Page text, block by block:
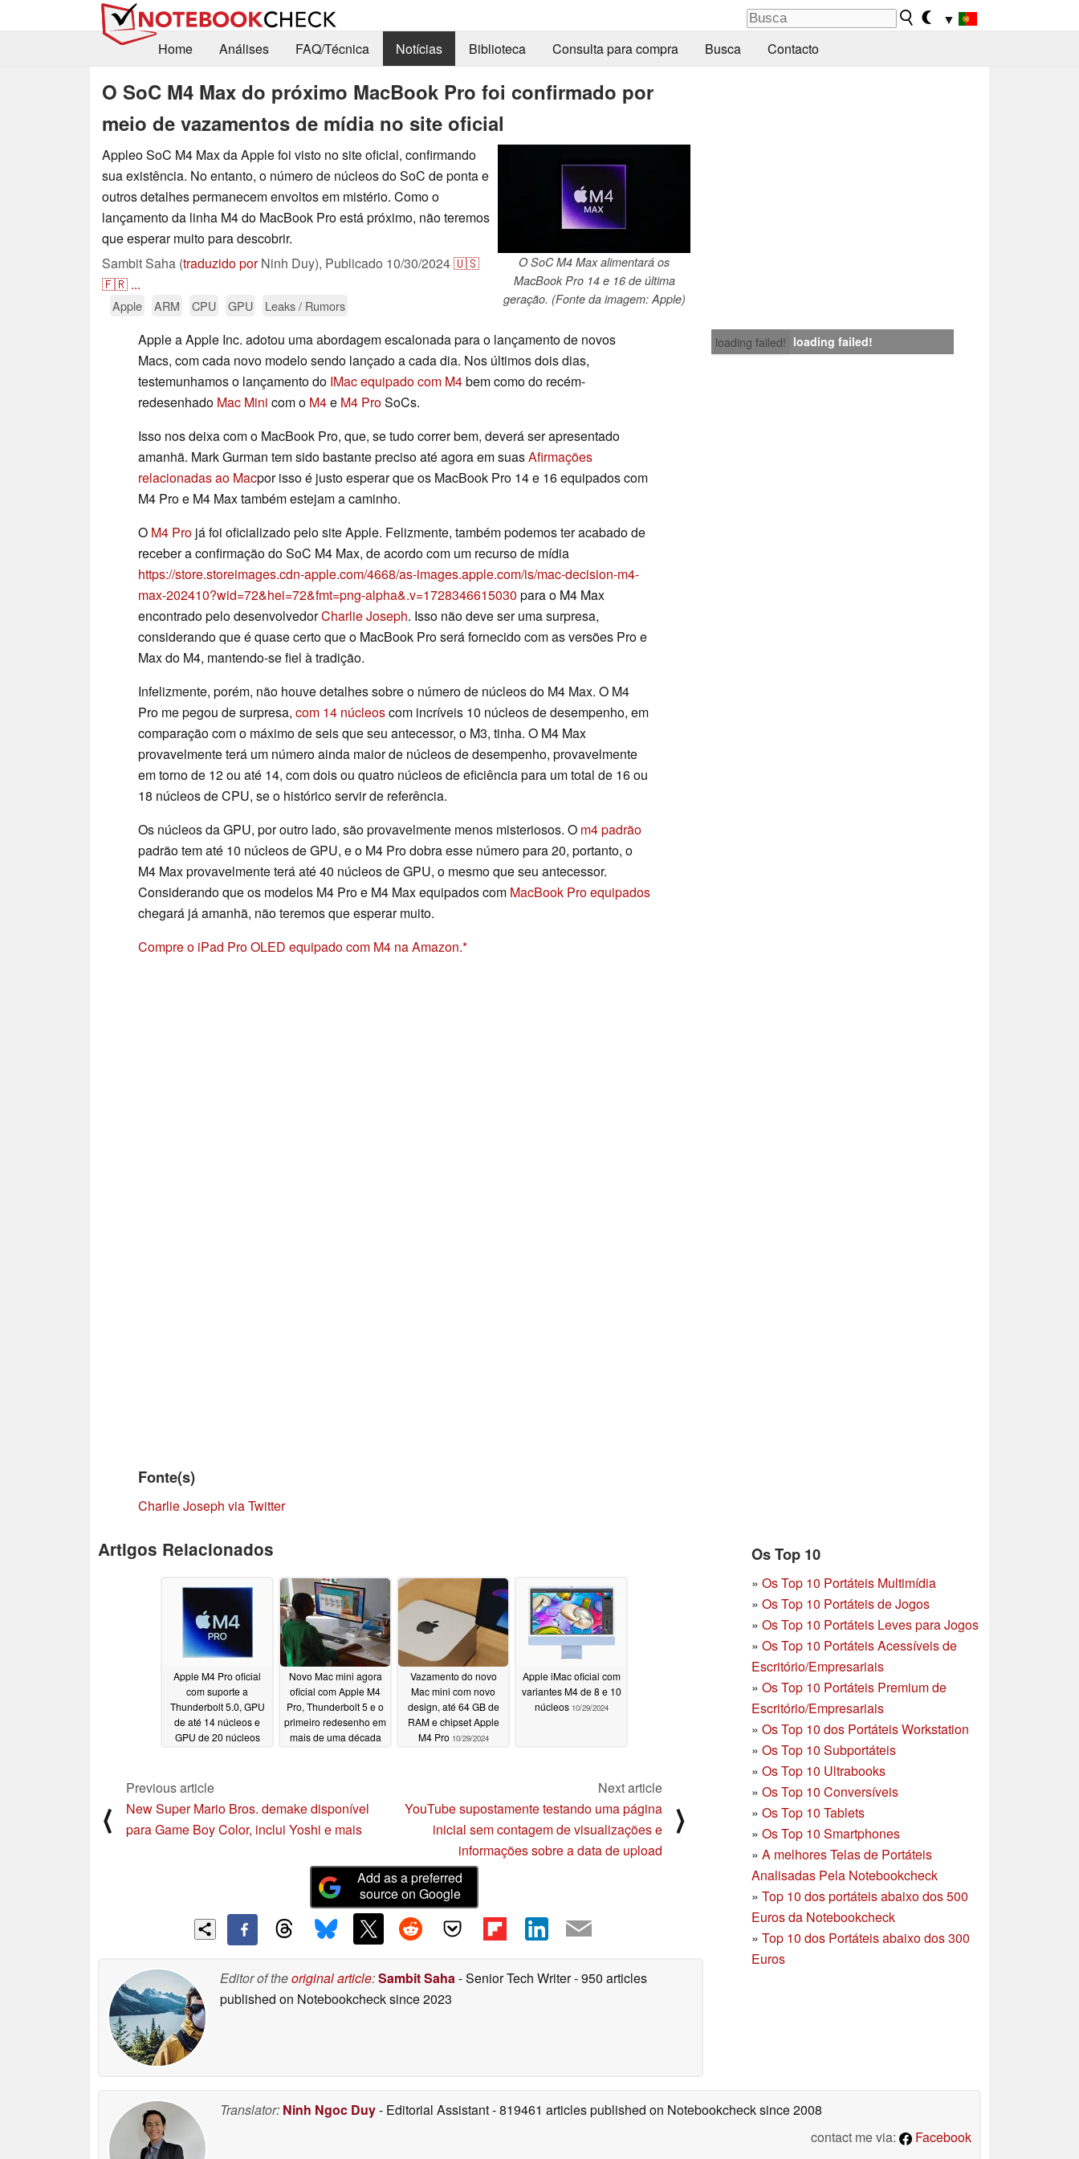
▼
Home
Análises FAQ/Técnica Notícias Biblioteca Consulta para compra Busca Contacto
O SoC M4 Max do próximo MacBook Pro foi confirmado por
meio de vazamentos de mídia no site oficial
O SoC M4 Max alimentará os
MacBook Pro 14 e 16 de última
geração. (Fonte da imagem: Apple)
Appleo SoC M4 Max da Apple foi visto no site oficial, confirmando
sua existência. No entanto, o número de núcleos do SoC de ponta e
outros detalhes permanecem envoltos em mistério. Como o
lançamento da linha M4 do MacBook Pro está próximo, não teremos
que esperar muito para descobrir.
Sambit Saha (traduzido porNinh Duy), Publicado 10/30/2024🇺🇸
🇫🇷 ...
Apple ARM CPU GPU Leaks / Rumors
loading failed! loading failed!
Apple a Apple Inc. adotou uma abordagem escalonada para o lançamento de novos
Macs, com cada novo modelo sendo lançado a cada dia. Nos últimos dois dias,
testemunhamos o lançamento do IMac equipado com M4bem como do recém-
redesenhado Mac Mini com o M4e M4 ProSoCs.
Isso nos deixa com o MacBook Pro, que, se tudo correr bem, deverá ser apresentado
amanhã. Mark Gurman tem sido bastante preciso até agora em suasAfirmações
relacionadas ao Macpor isso é justo esperar que os MacBook Pro 14 e 16 equipados com
M4 Pro e M4 Max também estejam a caminho.
O M4 Pro já foi oficializado pelo site Apple. Felizmente, também podemos ter acabado de
receber a confirmação do SoC M4 Max, de acordo com um recurso de mídia
https://store.storeimages.cdn-apple.com/4668/as-images.apple.com/is/mac-decision-m4-
max-202410?wid=72&hei=72&fmt=png-alpha&.v=1728346615030 para o M4 Max
encontrado pelo desenvolvedorCharlie Joseph. Isso não deve ser uma surpresa,
considerando que é quase certo que o MacBook Pro será fornecido com as versões Pro e
Max do M4, mantendo-se fiel à tradição.
Infelizmente, porém, não houve detalhes sobre o número de núcleos do M4 Max. O M4
Pro me pegou de surpresa, com 14 núcleoscom incríveis 10 núcleos de desempenho, em
comparação com o máximo de seis que seu antecessor, o M3, tinha. O M4 Max
provavelmente terá um número ainda maior de núcleos de desempenho, provavelmente
em torno de 12 ou até 14, com dois ou quatro núcleos de eficiência para um total de 16 ou
18 núcleos de CPU, se o histórico servir de referência.
Os núcleos da GPU, por outro lado, são provavelmente menos misteriosos. O m4 padrão
padrão tem até 10 núcleos de GPU, e o M4 Pro dobra esse número para 20, portanto, o
M4 Max provavelmente terá até 40 núcleos de GPU, o mesmo que seu antecessor.
Considerando que os modelos M4 Pro e M4 Max equipados com MacBook Pro equipados
chegará já amanhã, não teremos que esperar muito.
Compre o iPad Pro OLED equipado com M4 na Amazon.
Fonte(s)
Charlie Joseph via Twitter
Os Top 10
» Os Top 10 Portáteis Multimídia
» Os Top 10 Portáteis de Jogos
» Os Top 10 Portáteis Leves para Jogos
» Os Top 10 Portáteis Acessíveis de
Escritório/Empresariais
» Os Top 10 Portáteis Premium de
Escritório/Empresariais
» Os Top 10 dos Portáteis Workstation
» Os Top 10 Subportáteis
» Os Top 10 Ultrabooks
» Os Top 10 Conversíveis
» Os Top 10 Tablets
» Os Top 10 Smartphones
» A melhores Telas de Portáteis
Analisadas Pela Notebookcheck
» Top 10 dos portáteis abaixo dos 500
Euros da Notebookcheck
» Top 10 dos Portáteis abaixo dos 300
Euros
Artigos Relacionados
Apple M4 Pro oficial
com suporte a
Thunderbolt 5.0, GPU
de até 14 núcleos e
GPU de 20 núcleos
Novo Mac mini agora
oficial com Apple M4
Pro, Thunderbolt 5 e o
primeiro redesenho em
mais de uma década
Vazamento do novo
Mac mini com novo
design, até 64 GB de
RAM e chipset Apple
M4 Pro 10/29/2024
Apple iMac oficial com
variantes M4 de 8 e 10
núcleos 10/29/2024
⟨
Previous article
New Super Mario Bros. demake disponível
para Game Boy Color, inclui Yoshi e mais
Next article
YouTube supostamente testando uma página
inicial sem contagem de visualizações e
informações sobre a data de upload
⟩
Add as a preferred
source on Google
Editor of theoriginal article:Sambit Saha- Senior Tech Writer- 950 articles
published on Notebookchecksince 2023
Translator: Ninh Ngoc Duy- Editorial Assistant- 819461 articles published on Notebookchecksince 2008
contact me via:
Facebook